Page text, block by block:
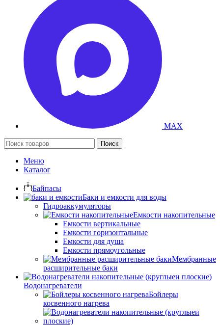
MAX
Поиск
Меню
Каталог
Байпасы
Баки и емкости для воды
Гидроаккумуляторы
Емкости накопительные
Емкости вертикальные
Емкости горизонтальные
Емкости для душа
Емкости прямоугольные
Мембранные
расширительные баки
Водонагреватели
Бойлеры
косвенного нагрева